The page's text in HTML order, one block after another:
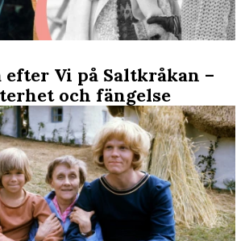
efter Vi på Saltkråkan –
och fängelse